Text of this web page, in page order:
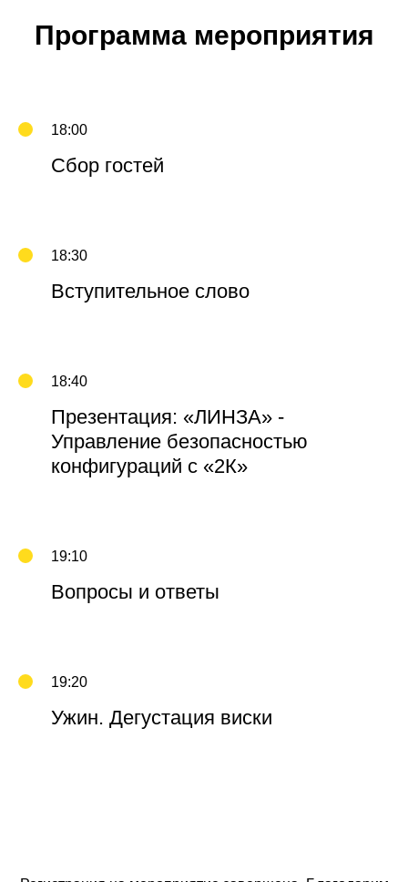
Программа мероприятия
18:00
Сбор гостей
18:30
Вступительное слово
18:40
Презентация: «ЛИНЗА» -
Управление безопасностью
конфигураций с «2К»
19:10
Вопросы и ответы
19:20
Ужин. Дегустация виски